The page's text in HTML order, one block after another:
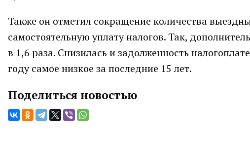
Также он отметил сокращение количества
самостоятельную уплату налогов. Так,
в 1,6 раза. Снизилась и задолженность
году самое низкое за последние 15 лет.
Поделиться новостью